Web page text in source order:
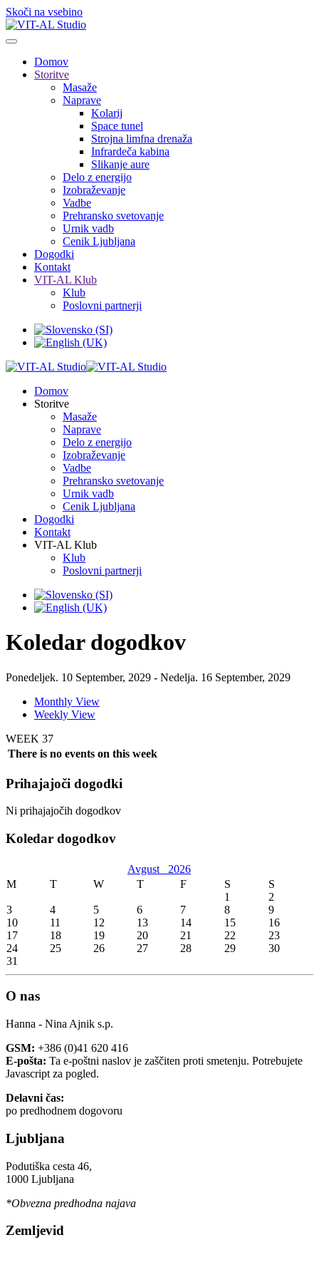
Skoči na vsebino
Domov
Storitve
Masaže
Naprave
Kolarij
Space tunel
Strojna limfna drenaža
Infrardeča kabina
Slikanje aure
Delo z energijo
Izobraževanje
Vadbe
Prehransko svetovanje
Urnik vadb
Cenik Ljubljana
Dogodki
Kontakt
VIT-AL Klub
Klub
Poslovni partnerji
Domov
Storitve
Masaže
Naprave
Delo z energijo
Izobraževanje
Vadbe
Prehransko svetovanje
Urnik vadb
Cenik Ljubljana
Dogodki
Kontakt
VIT-AL Klub
Klub
Poslovni partnerji
Koledar dogodkov
Ponedeljek. 10 September, 2029 - Nedelja. 16 September, 2029
Monthly View
Weekly View
WEEK 37
There is no events on this week
Prihajajoči dogodki
Ni prihajajočih dogodkov
Koledar dogodkov
Avgust 2026
M
T W T F S
S
1
2
3
4 5 6 7 8
9
10
11 12 13 14 15
16
17
18 19 20 21 22
23
24
25 26 27 28 29
30
31
O nas
Hanna - Nina Ajnik s.p.
GSM: +386 (0)41 620 416
E-pošta: Ta e-poštni naslov je zaščiten proti smetenju. Potrebujete
Javascript za pogled.
Delavni čas:
po predhodnem dogovoru
Ljubljana
Podutiška cesta 46,
1000 Ljubljana
*Obvezna predhodna najava
Zemljevid